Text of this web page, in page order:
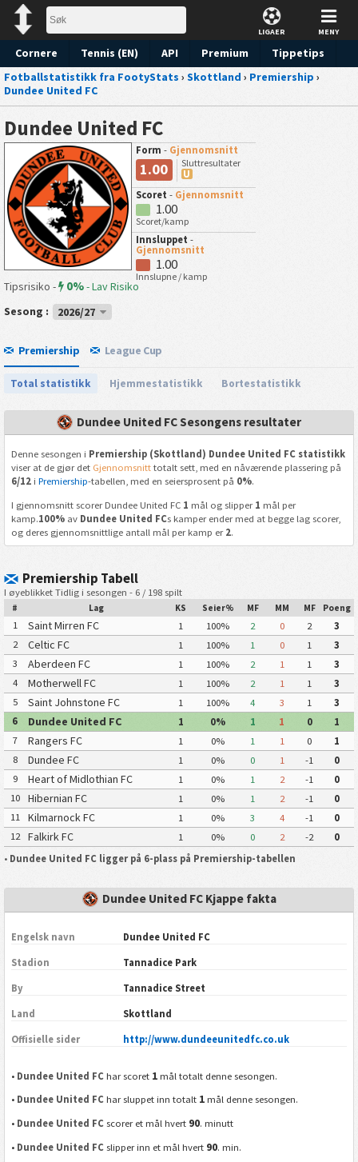
LIGAER MENY
Cornere Tennis (EN) API Premium
Tippetips
Fotballstatistikk fra FootyStats › Skottland › Premiership ›
Dundee United FC
Dundee United FC
Form - Gjennomsnitt
1.00
Sluttresultater
U
Scoret - Gjennomsnitt
1.00
Scoret/kamp
Innsluppet -
Gjennomsnitt
1.00
Innslupne / kamp
Tipsrisiko - 0%-Lav Risiko
Sesong :
2026/27
Premiership League Cup
Total statistikk Hjemmestatistikk Bortestatistikk
Dundee United FC Sesongens resultater
Denne sesongen i Premiership (Skottland) Dundee United FC statistikk
viser at de gjør det Gjennomsnitttotalt sett, med en nåværende plassering på
6/12i Premiership-tabellen, med en seiersprosent på 0%.
I gjennomsnitt scorer Dundee United FC 1 mål og slipper 1 mål per
kamp.100%av Dundee United FCs kamper ender med at begge lag scorer,
og deres gjennomsnittlige antall mål per kamp er 2.
Premiership Tabell
I øyeblikket Tidlig i sesongen - 6 / 198 spilt
# Lag KS Seier% MF MM MF Poeng
1 Saint Mirren FC 1 100% 2 0 2
3
2
Celtic FC 1 100% 1 0 1
3
3
Aberdeen FC 1 100% 2 1 1
3
4
Motherwell FC 1 100% 2 1 1
3
5
Saint Johnstone FC 1 100% 4 3 1
3
6
Dundee United FC 1 0% 1 1 0
1
7
Rangers FC 1 0% 1 1 0
1
8
Dundee FC 1 0% 0 1 -1
0
9
Heart of Midlothian FC 1 0% 1 2 -1
0
10
Hibernian FC 1 0% 1 2 -1
0
11
Kilmarnock FC 1 0% 3 4 -1
0
12
Falkirk FC 1 0% 0 2 -2
0
• Dundee United FC ligger på 6-plass på Premiership-tabellen
Dundee United FC Kjappe fakta
Engelsk navn Dundee United FC
Stadion Tannadice Park
By Tannadice Street
Land Skottland
Offisielle sider http://www.dundeeunitedfc.co.uk
• Dundee United FC har scoret 1 mål totalt denne sesongen.
• Dundee United FC har sluppet inn totalt 1 mål denne sesongen.
• Dundee United FC scorer et mål hvert 90. minutt
• Dundee United FC slipper inn et mål hvert 90. min.